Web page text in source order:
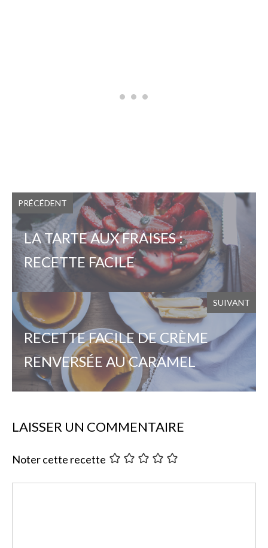
PRÉCÉDENT
LA TARTE AUX FRAISES :
RECETTE FACILE
SUIVANT
RECETTE FACILE DE CRÈME
RENVERSÉE AU CARAMEL
LAISSER UN COMMENTAIRE
Noter cette recette